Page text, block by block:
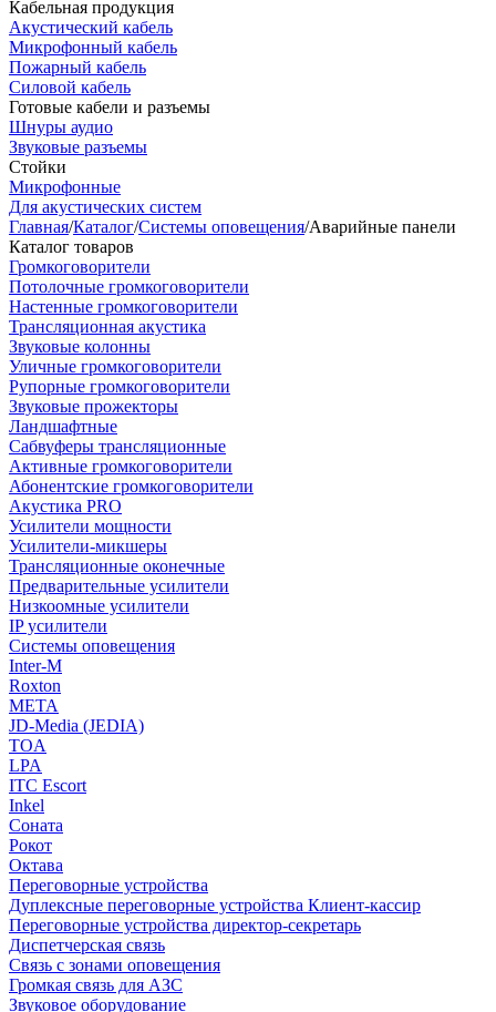
Кабельная продукция
Акустический кабель
Микрофонный кабель
Пожарный кабель
Силовой кабель
Готовые кабели и разъемы
Шнуры аудио
Звуковые разъемы
Стойки
Микрофонные
Для акустических систем
Главная/Каталог/Системы оповещения/Аварийные панели
Каталог товаров
Громкоговорители
Потолочные громкоговорители
Настенные громкоговорители
Трансляционная акустика
Звуковые колонны
Уличные громкоговорители
Рупорные громкоговорители
Звуковые прожекторы
Ландшафтные
Сабвуферы трансляционные
Активные громкоговорители
Абонентские громкоговорители
Акустика PRO
Усилители мощности
Усилители-микшеры
Трансляционные оконечные
Предварительные усилители
Низкоомные усилители
IP усилители
Системы оповещения
Inter-M
Roxton
МЕТА
JD-Media (JEDIA)
TOA
LPA
ITC Escort
Inkel
Соната
Рокот
Октава
Переговорные устройства
Дуплексные переговорные устройства Клиент-кассир
Переговорные устройства директор-секретарь
Диспетчерская связь
Связь с зонами оповещения
Громкая связь для АЗС
Звуковое оборудование